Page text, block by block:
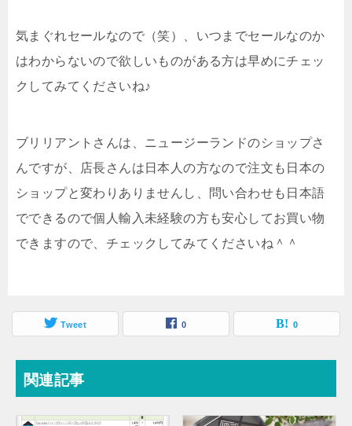
気まぐれセールなので（笑）、いつまでセールなのか
はわからないので欲しいものがある方は早めにチェッ
クしてみてくださいね♪
ブリリアントさんは、ニュージーランドのショップさ
んですが、店長さんは日本人の方なので注文も日本の
ショップと変わりありませんし、問い合わせも日本語
でできるので個人輸入未経験の方も安心してお買い物
できますので、チェックしてみてくださいね＾＾
Tweet 0 0
関連記事